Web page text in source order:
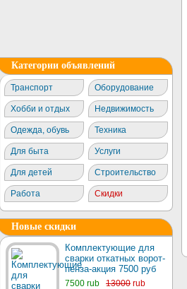
Категории объявлений
Транспорт Оборудование
Хобби и отдых Недвижимость
Одежда, обувь Техника
Для быта Услуги
Для детей Строительство
Работа Скидки
Новые скидки
Комплектующие для
сварки откатных ворот-
пенза-акция 7500 руб
7500 rub 13000 rub